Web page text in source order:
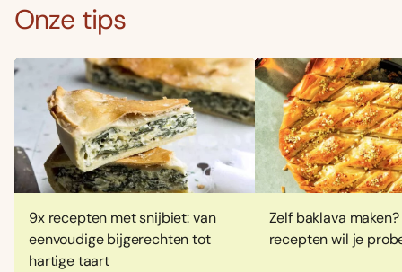
Onze tips
9x recepten met snijbiet: van
eenvoudige bijgerechten tot
hartige taart
Zelf baklava
recepten wil je